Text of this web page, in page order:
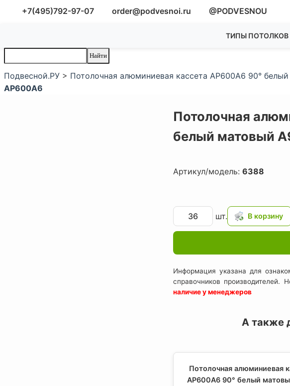
+7(495)792-97-07 order@podvesnoi.ru @PODVESNOU
ТИПЫ ПОТОЛКОВ
Подвесной.РУ > Потолочная алюминиевая кассета AP600A6 90°
AP600A6
Потолочная
белый матовый
Артикул/модель: 6388
шт.
Информация указана для
справочников производителей.
наличие у менеджеров
А также
Потолочная алюминиевая
AP600A6 90° белый